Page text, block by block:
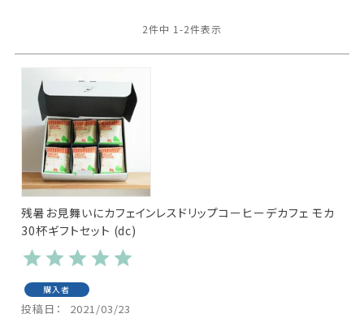
2件中 1 -2件表示
残暑お見舞いにカフェインレスドリップコーヒーデカフェ モカ
30杯ギフトセット (dc)
購入者
投稿日 2021/03/23